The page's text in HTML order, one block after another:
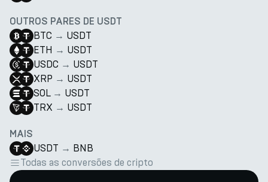
OUTROS PARES DE USDT
BTC → USDT
ETH → USDT
USDC → USDT
XRP → USDT
SOL → USDT
TRX → USDT
MAIS
USDT → BNB
Todas as conversões de cripto